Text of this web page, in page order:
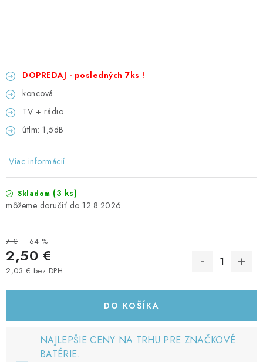
KONTAKTY
Kontakty Doprava a platba
DOPREDAJ - posledných 7ks !
koncová
TV + rádio
útlm: 1,5dB
Viac informácií
Skladom (3 ks)
12.8.2026
7 € –64 %
2,50 €
2,03 € bez DPH
DO KOŠÍKA
NAJLEPŠIE CENY NA TRHU PRE ZNAČKOVÉ
BATÉRIE.